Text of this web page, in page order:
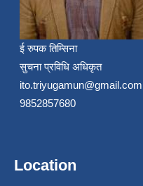
ई रुपक तिम्सिना
सुचना प्रविधि अधिकृत
ito.triyugamun@gmail.com
9852857680
Location